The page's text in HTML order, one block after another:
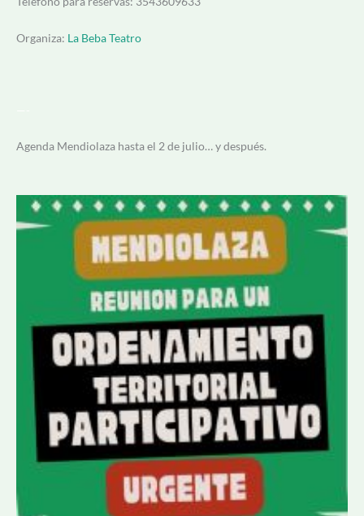
Organiza: La Beba Teatro
Agenda Mendiolaza hasta el 2 de julio… y después.